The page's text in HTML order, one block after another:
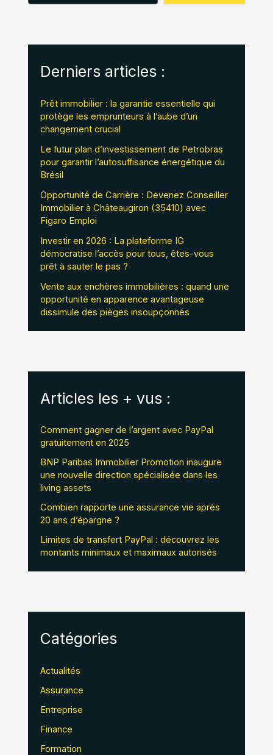
Derniers articles :
Prêt immobilier : la garantie essentielle qui
protège les emprunteurs à l’aube d’un
changement crucial
Le futur plan d’investissement de Petrobras
pour garantir l’autosuffisance énergétique du
Brésil
Opportunité de Carrière : Devenez Conseiller
Immobilier à Châteaugiron (35410) avec
Figaro Emploi
Investir en 2026 : La plateforme IG
démocratise l’accès pour tous, êtes-vous
prêt à sauter le pas ?
Vente aux enchères immobilières : quand une
opportunité en apparence avantageuse
dissimule des pièges insoupçonnés
Articles les + vus :
Comment gagner de l’argent avec PayPal
gratuitement en 2025
BNP Paribas Immobilier Promotion inaugure
une nouvelle direction spécialisée dans les
living assets
Combien rapporte une assurance vie après
20 ans d’épargne ?
Limites de transfert PayPal : découvrez les
montants minimaux et maximaux autorisés
Catégories
Actualités
Assurance
Entreprise
Finance
Formation